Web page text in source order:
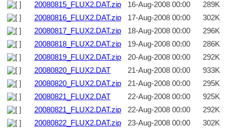
20080815_FLUX2.DAT.zip
16-Aug-2008 00:00
289K
20080816_FLUX2.DAT.zip
17-Aug-2008 00:00
302K
20080817_FLUX2.DAT.zip
18-Aug-2008 00:00
296K
20080818_FLUX2.DAT.zip
19-Aug-2008 00:00
286K
20080819_FLUX2.DAT.zip
20-Aug-2008 00:00
292K
20080820_FLUX2.DAT
21-Aug-2008 00:00
933K
20080820_FLUX2.DAT.zip
21-Aug-2008 00:00
295K
20080821_FLUX2.DAT
22-Aug-2008 00:00
925K
20080821_FLUX2.DAT.zip
22-Aug-2008 00:00
292K
20080822_FLUX2.DAT.zip
23-Aug-2008 00:00
302K